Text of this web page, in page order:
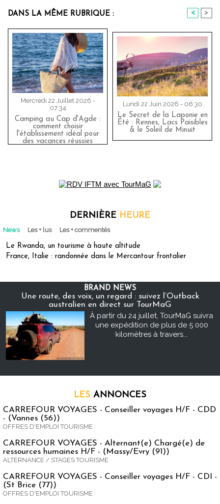
DANS LA MÊME RUBRIQUE : < >
Mercredi 22 Juillet 2026 -
07:34
Camping au Cap d'Agde :
comment choisir
l'établissement idéal pour
des vacances réussies
Lundi 22 Juin 2026 - 06:30
Le Secret de la Laponie en
Été : Rennes, Lacs Paisibles
& le Soleil de Minuit
DERNIÈRE HEURE
News Les + lus Les + commentés
Le Rwanda, un tourisme à haute altitude
France, Italie : randonnée dans le Mercantour frontalier
BRAND NEWS
Une route, des voix, un regard : suivez l’Outback
australien en direct sur TourMaG
À partir du 24 juillet, TourMaG suivra
une expédition de plus de 5 000
kilomètres à travers...
LES ANNONCES
CARREFOUR VOYAGES - Conseiller voyages H/F - CDD
- (Vannes (56))
OFFRES D'EMPLOI TOURISME
CARREFOUR VOYAGES - Alternant(e) Chargé(e) de
ressources humaines H/F - (Massy/Evry (91))
ALTERNANCE / STAGES TOURISME
CARREFOUR VOYAGES - Conseiller voyages H/F - CDI -
(St Brice (77))
OFFRES D'EMPLOI TOURISME